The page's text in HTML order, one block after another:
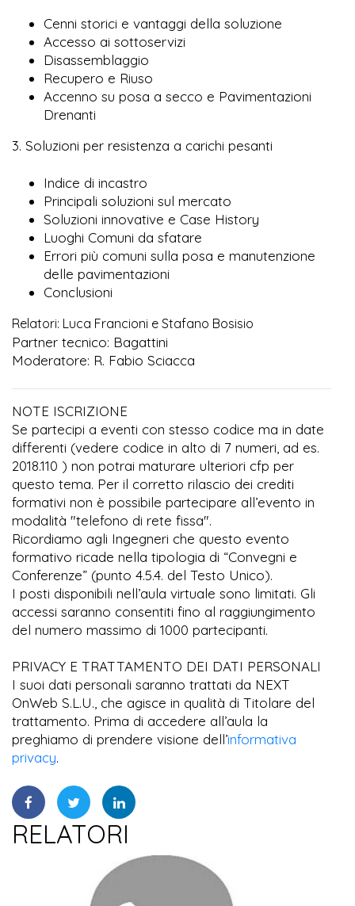
Cenni storici e vantaggi della soluzione
Accesso ai sottoservizi
Disassemblaggio
Recupero e Riuso
Accenno su posa a secco e Pavimentazioni
Drenanti
3. Soluzioni per resistenza a carichi pesanti
Indice di incastro
Principali soluzioni sul mercato
Soluzioni innovative e Case History
Luoghi Comuni da sfatare
Errori più comuni sulla posa e manutenzione
delle pavimentazioni
Conclusioni
Relatori: Luca Francioni e Stafano Bosisio
Partner tecnico: Bagattini
Moderatore: R. Fabio Sciacca
NOTE ISCRIZIONE
Se partecipi a eventi con stesso codice ma in date
differenti (vedere codice in alto di 7 numeri, ad es.
2018.110 ) non potrai maturare ulteriori cfp per
questo tema. Per il corretto rilascio dei crediti
formativi non è possibile partecipare all’evento in
modalità "telefono di rete fissa".
Ricordiamo agli Ingegneri che questo evento
formativo ricade nella tipologia di “Convegni e
Conferenze” (punto 4.5.4. del Testo Unico).
I posti disponibili nell’aula virtuale sono limitati. Gli
accessi saranno consentiti fino al raggiungimento
del numero massimo di 1000 partecipanti.
PRIVACY E TRATTAMENTO DEI DATI PERSONALI
I suoi dati personali saranno trattati da NEXT
OnWeb S.L.U., che agisce in qualità di Titolare del
trattamento. Prima di accedere all’aula la
preghiamo di prendere visione dell’informativa
privacy.
RELATORI